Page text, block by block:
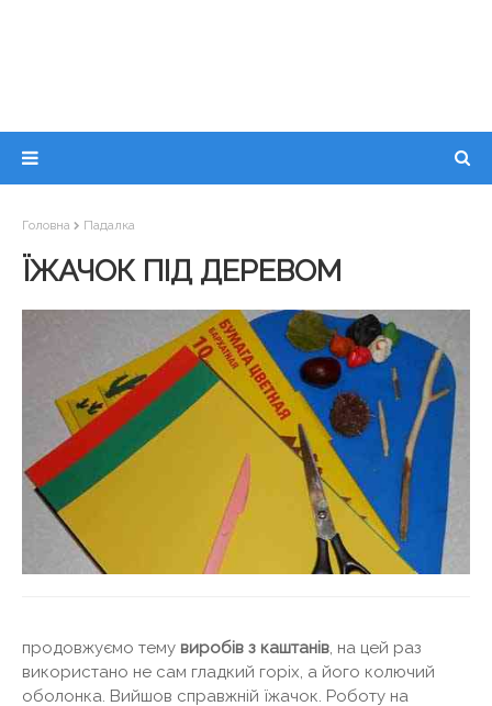
Головна Падалка
ЇЖАЧОК ПІД ДЕРЕВОМ
продовжуємо тему виробів з каштанів, на цей раз
використано не сам гладкий горіх, а його колючий
оболонка. Вийшов справжній їжачок. Роботу на